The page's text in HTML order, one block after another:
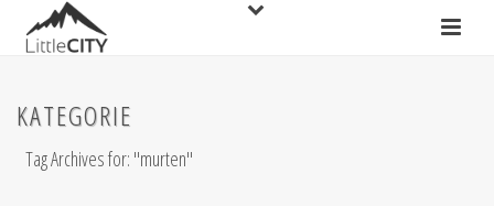
KATEGORIE
Tag Archives for: "murten"